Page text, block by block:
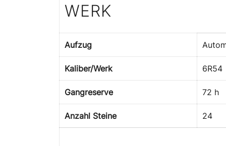
WERK
Aufzug
Kaliber/Werk 6R54
Gangreserve 72 h
Anzahl Steine 24